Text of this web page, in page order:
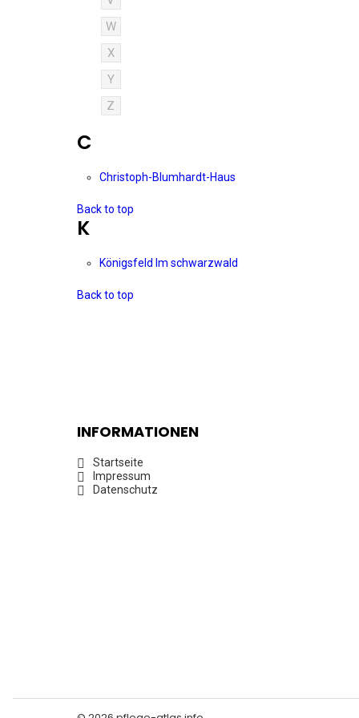
W
X
Y
Z
C
Christoph-Blumhardt-Haus
Back to top
K
Königsfeld Im schwarzwald
Back to top
INFORMATIONEN
Startseite
Impressum
Datenschutz